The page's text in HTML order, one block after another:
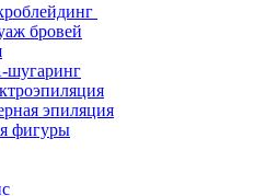
бровей
шугаринг
эпиляция
фигуры